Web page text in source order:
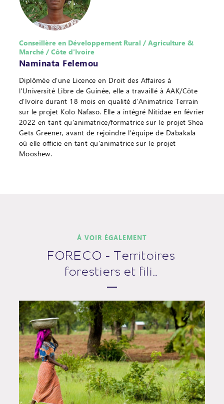
Conseillère en Développement Rural / Agriculture &
Marché / Côte d'Ivoire
Naminata Felemou
Diplômée d'une Licence en Droit des Affaires à
l'Université Libre de Guinée, elle a travaillé à AAK/Côte
d'Ivoire durant 18 mois en qualité d'Animatrice Terrain
sur le projet Kolo Nafaso. Elle a intégré Nitidae en février
2022 en tant qu'animatrice/formatrice sur le projet Shea
Gets Greener, avant de rejoindre l'équipe de Dabakala
où elle officie en tant qu'animatrice sur le projet
Mooshew.
À VOIR ÉGALEMENT
FORECO - Territoires
forestiers et fili…